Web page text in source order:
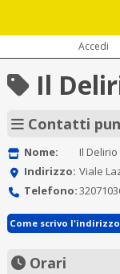
Accedi
Il
Contatti
Nome:
Il
Indirizzo: Viale
Telefono:
Come scrivo
Orari